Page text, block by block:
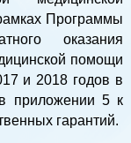
Программы
оказания
помощи
и 2018 годов в
приложении 5 к
гарантий.